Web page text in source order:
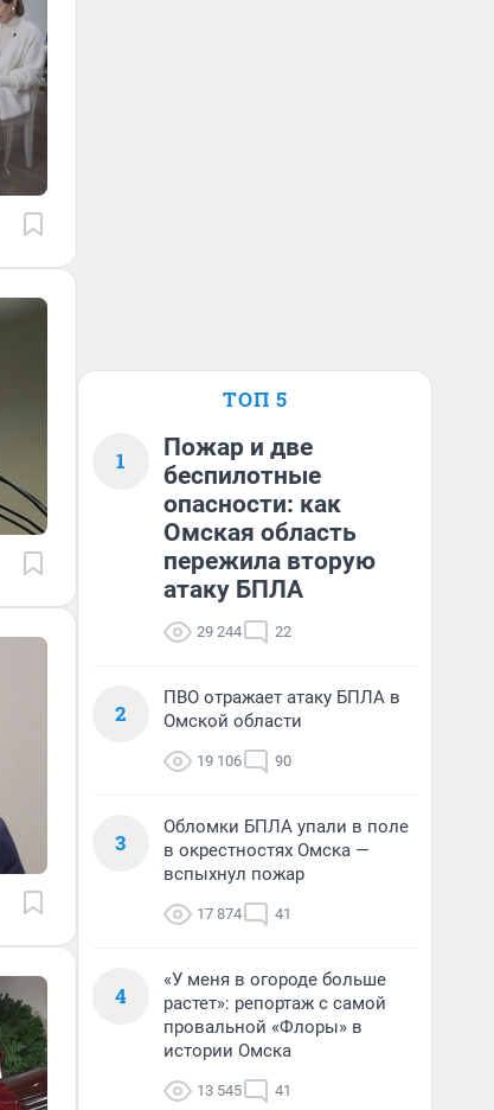
ТОП 5
1
Пожар и две
беспилотные
опасности: как
Омская область
пережила вторую
атаку БПЛА
29 244 22
2
ПВО отражает атаку БПЛА в
Омской области
19 106 90
3
Обломки БПЛА упали в поле
в окрестностях Омска —
вспыхнул пожар
17 874 41
4
«У меня в огороде больше
растет»: репортаж с самой
провальной «Флоры» в
истории Омска
13 545 41